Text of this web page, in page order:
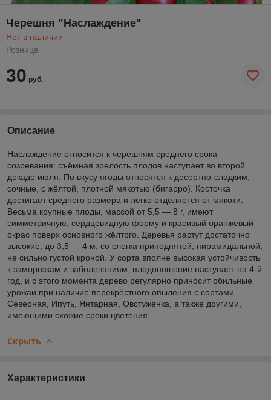
Черешня "Наслаждение"
Нет в наличии
Розница
30 руб.
Описание
Наслаждение относится к черешням среднего срока
созревания: съёмная зрелость плодов наступает во второй
декаде июля. По вкусу ягоды относятся к десертно-сладким,
сочные, с жёлтой, плотной мякотью (бигарро). Косточка
достигает среднего размера и легко отделяется от мякоти.
Весьма крупные плоды, массой от 5,5 — 8 г, имеют
симметричную, сердцевидную форму и красивый оранжевый
окрас поверх основного жёлтого. Деревья растут достаточно
высокие, до 3,5 — 4 м, со слегка приподнятой, пирамидальной,
не сильно густой кроной. У сорта вполне высокая устойчивость
к заморозкам и заболеваниям, плодоношение наступает на 4-й
год, и с этого момента дерево регулярно приносит обильные
урожаи при наличие перекрёстного опыления с сортами
Северная, Ипуть, Янтарная, Овстуженка, а также другими,
имеющими схожие сроки цветения.
Скрыть
Характеристики